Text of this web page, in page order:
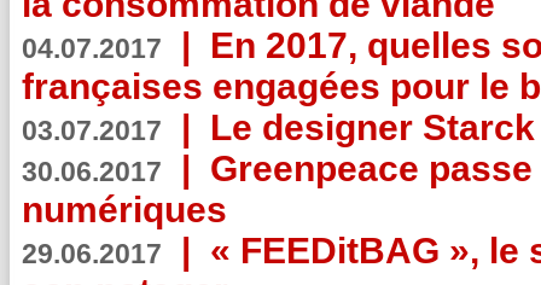
04.07.2017 | En 2017, quelles
françaises engagées pour le
03.07.2017 | Le designer
30.06.2017 | Greenpeace
numériques
29.06.2017 | « FEEDitBAG », le